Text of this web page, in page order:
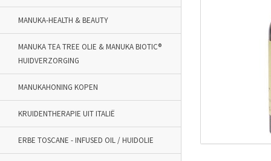
MANUKA-HEALTH & BEAUTY
MANUKA TEA TREE OLIE & MANUKA BIOTIC®
HUIDVERZORGING
MANUKAHONING KOPEN
KRUIDENTHERAPIE UIT ITALIË
ERBE TOSCANE - INFUSED OIL / HUIDOLIE